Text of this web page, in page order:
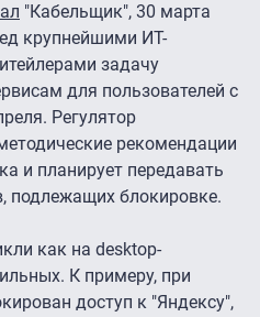
"Кабельщик", 30 марта
крупнейшими ИТ-
задачу
для пользователей с
Регулятор
рекомендации
и планирует передавать
подлежащих блокировке.
как на desktop-
К примеру, при
доступ к "Яндексу",